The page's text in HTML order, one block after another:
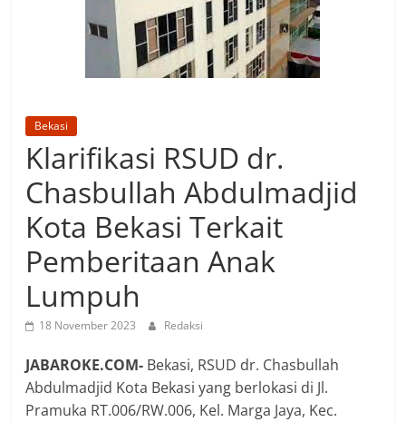
Bekasi
Klarifikasi RSUD dr.
Chasbullah Abdulmadjid
Kota Bekasi Terkait
Pemberitaan Anak
Lumpuh
18 November 2023 Redaksi
JABAROKE.COM- Bekasi, RSUD dr. Chasbullah
Abdulmadjid Kota Bekasi yang berlokasi di Jl.
Pramuka RT.006/RW.006, Kel. Marga Jaya, Kec.